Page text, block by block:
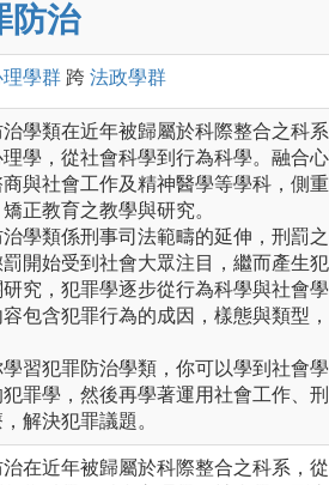
防治
學群 跨 法政學群
學類在近年被歸屬於科際整合之科
學，從社會科學到行為科學。融合
與社會工作及精神醫學等學科，側
正教育之教學與研究。
學類係刑事司法範疇的延伸，刑罰
開始受到社會大眾注目，繼而產生
究，犯罪學逐步從行為科學與社會
包含犯罪行為的成因，樣態與類型
習犯罪防治學類，你可以學到社會
罪學，然後再學著運用社會工作、
解決犯罪議題。
在近年被歸屬於科際整合之科系，